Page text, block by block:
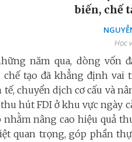
biến, chế
Học
năm qua, dòng vốn
chế tạo đã khẳng định
chuyển dịch cơ cấu và
hút FDI ở khu vực ngày
nhằm nâng cao hiệu quả
quan trọng, góp phần